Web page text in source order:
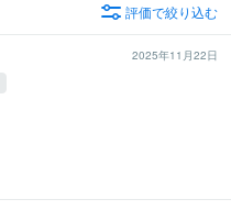
評価で絞り込む
2025年11月22日